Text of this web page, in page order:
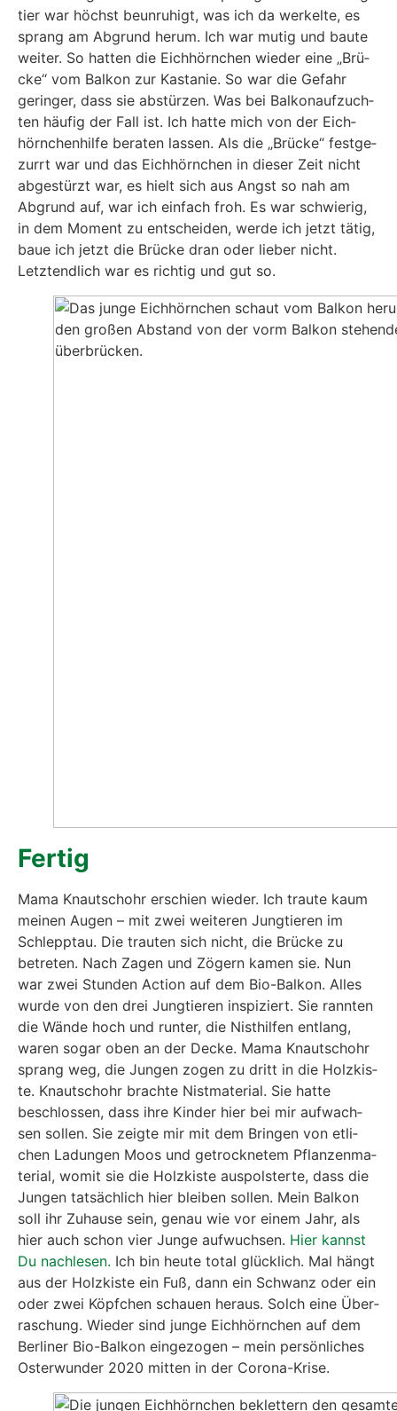
tier war höchst beun­ru­higt, was ich da wer­kel­te, es
sprang am Abgrund her­um. Ich war mutig und bau­te
wei­ter. So hat­ten die Eich­hörn­chen wie­der eine „Brü­
cke“ vom Bal­kon zur Kas­ta­nie. So war die Gefahr
gerin­ger, dass sie abstür­zen. Was bei Bal­kon­auf­zuch­
ten häu­fig der Fall ist. Ich hat­te mich von der Eich­
hörn­chen­hil­fe bera­ten las­sen. Als die „Brü­cke“ fest­ge­
zurrt war und das Eich­hörn­chen in die­ser Zeit nicht
abge­stürzt war, es hielt sich aus Angst so nah am
Abgrund auf, war ich ein­fach froh. Es war schwie­rig,
in dem Moment zu ent­schei­den, wer­de ich jetzt tätig,
baue ich jetzt die Brü­cke dran oder lie­ber nicht.
Letzt­end­lich war es rich­tig und gut so.
Fer­tig
Mama Knautsch­ohr erschien wie­der. Ich trau­te kaum
mei­nen Augen – mit zwei wei­te­ren Jung­tie­ren im
Schlepp­tau. Die trau­ten sich nicht, die Brü­cke zu
betre­ten. Nach Zagen und Zögern kamen sie. Nun
war zwei Stun­den Action auf dem Bio-Bal­kon. Alles
wur­de von den drei Jung­tie­ren inspi­ziert. Sie rann­ten
die Wän­de hoch und run­ter, die Nist­hil­fen ent­lang,
waren sogar oben an der Decke. Mama Knautsch­ohr
sprang weg, die Jun­gen zogen zu dritt in die Holz­kis­
te. Knautsch­ohr brach­te Nist­ma­te­ri­al. Sie hat­te
beschlos­sen, dass ihre Kin­der hier bei mir auf­wach­
sen sol­len. Sie zeig­te mir mit dem Brin­gen von etli­
chen Ladun­gen Moos und getrock­ne­tem Pflan­zen­ma­
te­ri­al, womit sie die Holz­kis­te aus­pols­ter­te, dass die
Jun­gen tat­säch­lich hier blei­ben sol­len. Mein Bal­kon
soll ihr Zuhau­se sein, genau wie vor einem Jahr, als
hier auch schon vier Jun­ge auf­wuch­sen. Hier kannst
Du nach­le­sen. Ich bin heu­te total glück­lich. Mal hängt
aus der Holz­kis­te ein Fuß, dann ein Schwanz oder ein
oder zwei Köpf­chen schau­en her­aus. Solch eine Über­
ra­schung. Wie­der sind jun­ge Eich­hörn­chen auf dem
Ber­li­ner Bio-Bal­kon ein­ge­zo­gen – mein per­sön­li­ches
Oster­wun­der 2020 mit­ten in der Coro­na-Kri­se.